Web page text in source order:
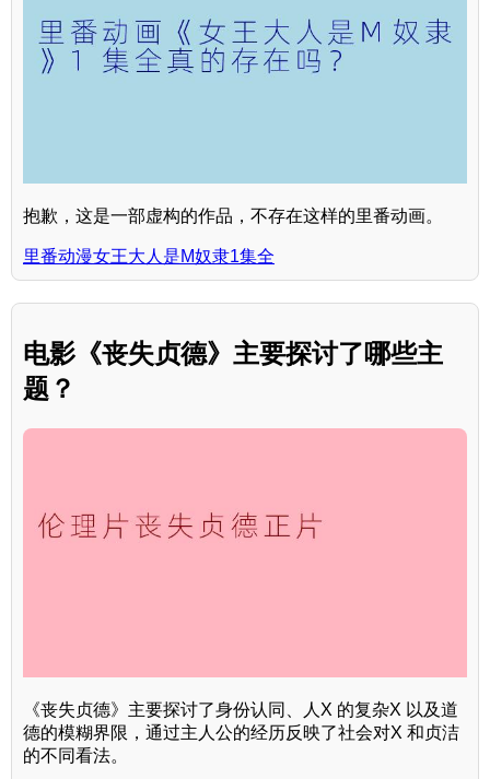
抱歉，这是一部虚构的作品，不存在这样的里番动画。
里番动漫女王大人是M奴隶1集全
电影《丧失贞德》主要探讨了哪些主
题？
《丧失贞德》主要探讨了身份认同、人X 的复杂X 以及道
德的模糊界限，通过主人公的经历反映了社会对X 和贞洁
的不同看法。